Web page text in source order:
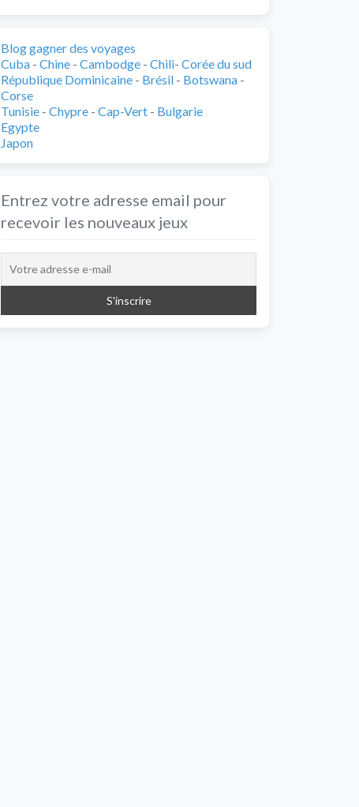
Blog gagner des voyages
Cuba - Chine - Cambodge - Chili- Corée du sud
République Dominicaine - Brésil - Botswana -
Corse
Tunisie - Chypre - Cap-Vert - Bulgarie
Egypte
Japon
Entrez votre adresse email pour
recevoir les nouveaux jeux